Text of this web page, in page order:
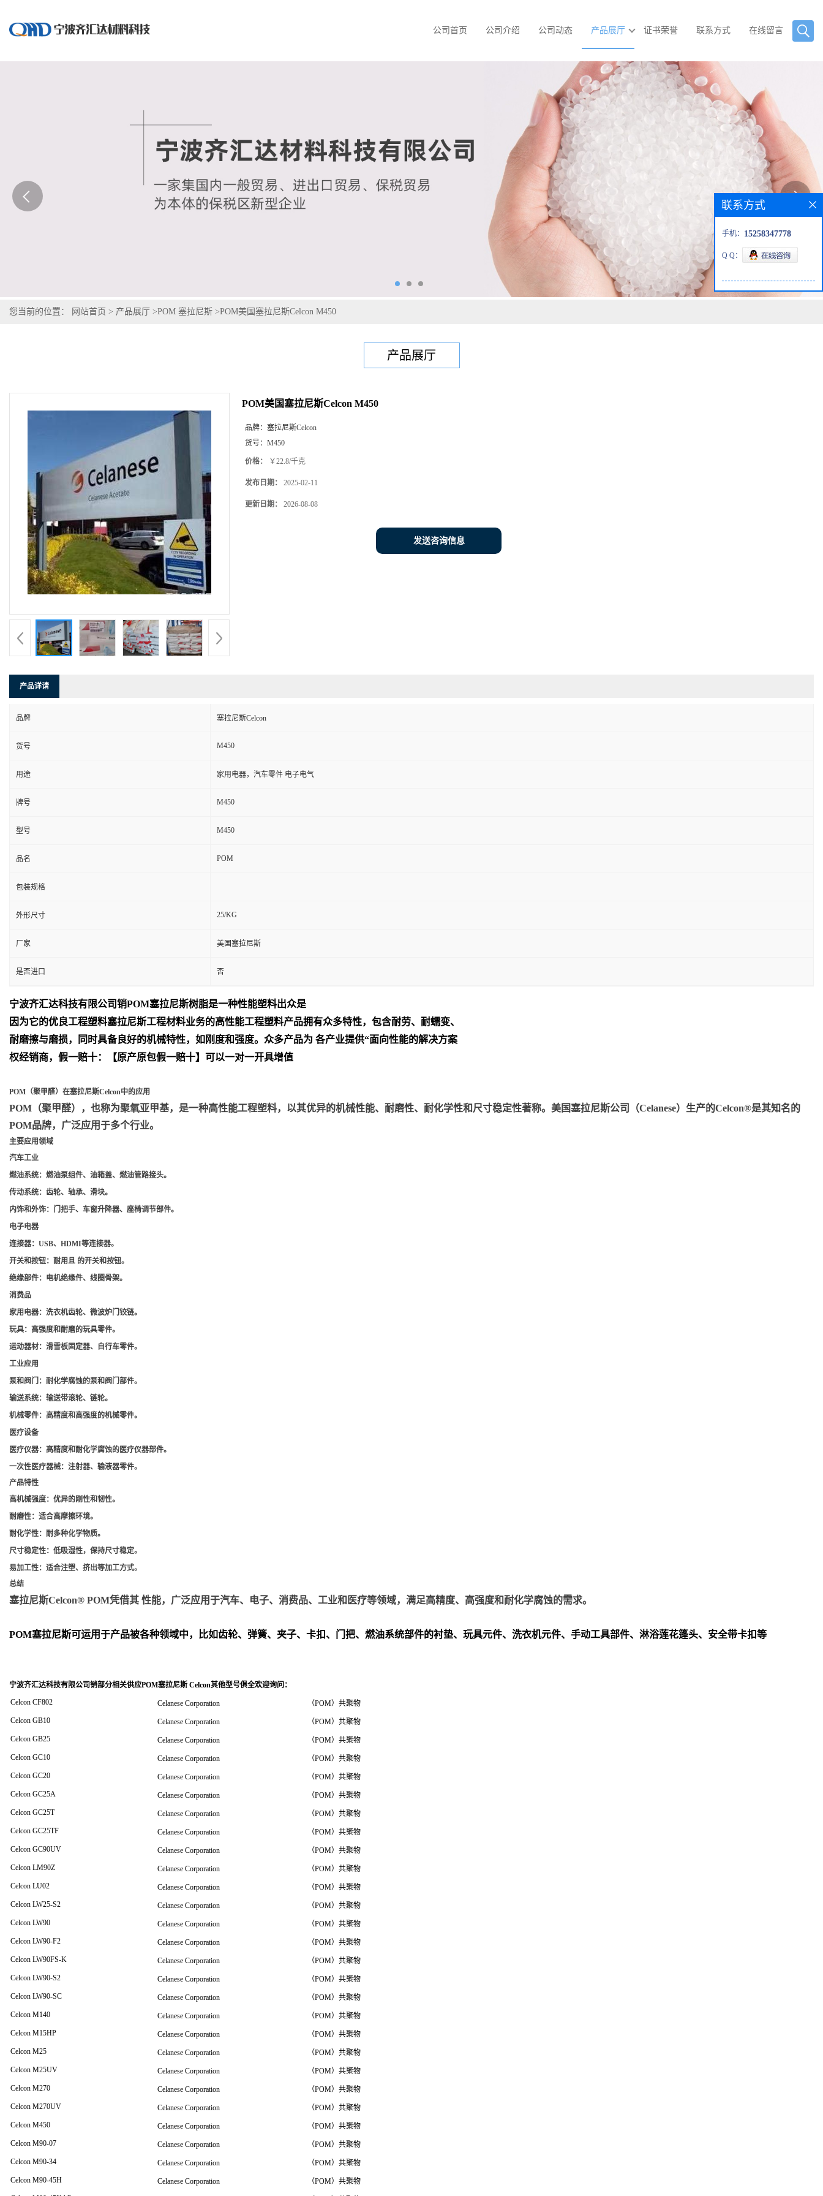
公司首页 公司介绍 公司动态 产品展厅 证书荣誉 联系方式 在线留言
您当前的位置： 网站首页 > 产品展厅 >POM 塞拉尼斯 >POM美国塞拉尼斯Celcon M450
产品展厅
POM美国塞拉尼斯Celcon M450
品牌： 塞拉尼斯Celcon
货号： M450
价格： ￥22.8/千克
发布日期： 2025-02-11
更新日期： 2026-08-08
发送咨询信息
产品详请
品牌 塞拉尼斯Celcon
货号 M450
用途 家用电器，汽车零件 电子电气
牌号 M450
型号 M450
品名 POM
包装规格
外形尺寸 25/KG
厂家 美国塞拉尼斯
是否进口 否
宁波齐汇达科技有限公司销POM塞拉尼斯树脂是一种性能塑料出众是
因为它的优良工程塑料塞拉尼斯工程材料业务的高性能工程塑料产品拥有众多特性，包含耐劳、耐蠕变、
耐磨擦与磨损，同时具备良好的机械特性，如刚度和强度。众多产品为 各产业提供“面向性能的解决方案
权经销商，假一赔十：【原产原包假一赔十】可以一对一开具增值
POM（聚甲醛）在塞拉尼斯Celcon中的应用
POM（聚甲醛）
，也称为聚氧亚甲基，是一种高性能工程塑料，以其优异的机械性能、耐磨性、耐化学性和尺寸稳定性著称。美国塞拉尼斯公司（Celanese）生产的Celcon®是其知名的
POM品牌，广泛应用于多个行业。
主要应用领域
汽车工业
燃油系统：燃油泵组件、油箱盖、燃油管路接头。
传动系统：齿轮、轴承、滑块。
内饰和外饰：门把手、车窗升降器、座椅调节部件。
电子电器
连接器：USB、HDMI等连接器。
开关和按钮：耐用且 的开关和按钮。
绝缘部件：电机绝缘件、线圈骨架。
消费品
家用电器：洗衣机齿轮、微波炉门铰链。
玩具：高强度和耐磨的玩具零件。
运动器材：滑雪板固定器、自行车零件。
工业应用
泵和阀门 ：耐化学腐蚀的泵和阀门部件。
输送系统：输送带滚轮、链轮。
机械零件：高精度和高强度的机械零件。
医疗设备
医疗仪器：高精度和耐化学腐蚀的医疗仪器部件。
一次性医疗器械：注射器、输液器零件。
产品特性
高机械强度：优异的刚性和韧性。
耐磨性：适合高摩擦环境。
耐化学性：耐多种化学物质。
尺寸稳定性：低吸湿性，保持尺寸稳定。
易加工性：适合注塑、挤出等加工方式。
总结
塞拉尼斯Celcon® POM凭借其 性能，广泛应用于汽车、电子、消费品、工业和医疗等领域，满足高精度、高强度和耐化学腐蚀的需求。
POM塞拉尼斯可运用于产品被各种领域中，比如齿轮、弹簧、夹子、卡扣、门把、 燃油系统部件的衬垫、玩具元件、洗衣机元件、手动工具部件、淋浴莲花篷头、安全带卡扣等
宁波齐汇达科技有限公司销部分相关供应POM塞拉尼斯 Celcon其他型号俱全欢迎询问 ：
Celcon CF802
Celanese Corporation
（POM）共聚物
Celcon GB10
Celanese Corporation
（POM）共聚物
Celcon GB25
Celanese Corporation
（POM）共聚物
Celcon GC10
Celanese Corporation
（POM）共聚物
Celcon GC20
Celanese Corporation
（POM）共聚物
Celcon GC25A
Celanese Corporation
（POM）共聚物
Celcon GC25T
Celanese Corporation
（POM）共聚物
Celcon GC25TF
Celanese Corporation
（POM）共聚物
Celcon GC90UV
Celanese Corporation
（POM）共聚物
Celcon LM90Z
Celanese Corporation
（POM）共聚物
Celcon LU02
Celanese Corporation
（POM）共聚物
Celcon LW25-S2
Celanese Corporation
（POM）共聚物
Celcon LW90
Celanese Corporation
（POM）共聚物
Celcon LW90-F2
Celanese Corporation
（POM）共聚物
Celcon LW90FS-K
Celanese Corporation
（POM）共聚物
Celcon LW90-S2
Celanese Corporation
（POM）共聚物
Celcon LW90-SC
Celanese Corporation
（POM）共聚物
Celcon M140
Celanese Corporation
（POM）共聚物
Celcon M15HP
Celanese Corporation
（POM）共聚物
Celcon M25
Celanese Corporation
（POM）共聚物
Celcon M25UV
Celanese Corporation
（POM）共聚物
Celcon M270
Celanese Corporation
（POM）共聚物
Celcon M270UV
Celanese Corporation
（POM）共聚物
Celcon M450
Celanese Corporation
（POM）共聚物
Celcon M90-07
Celanese Corporation
（POM）共聚物
Celcon M90-34
Celanese Corporation
（POM）共聚物
Celcon M90-45H
Celanese Corporation
（POM）共聚物
联系方式
手机： 15258347778
Q Q：